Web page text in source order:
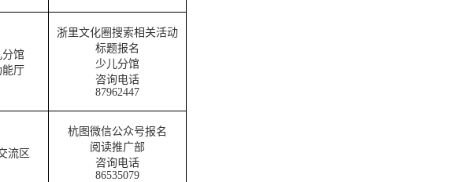
分馆
厅
浙里文化圈搜索相关活动
标题报名
少儿分馆
咨询电话
87962447
流区
杭图微信公众号报名
阅读推广部
咨询电话
86535079